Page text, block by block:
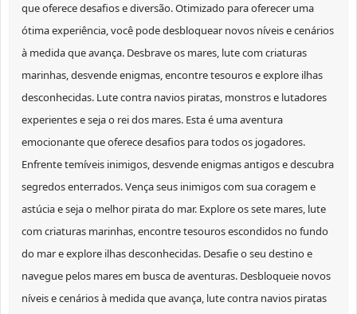
que oferece desafios e diversão. Otimizado para oferecer uma
ótima experiência, você pode desbloquear novos níveis e cenários
à medida que avança. Desbrave os mares, lute com criaturas
marinhas, desvende enigmas, encontre tesouros e explore ilhas
desconhecidas. Lute contra navios piratas, monstros e lutadores
experientes e seja o rei dos mares. Esta é uma aventura
emocionante que oferece desafios para todos os jogadores.
Enfrente temíveis inimigos, desvende enigmas antigos e descubra
segredos enterrados. Vença seus inimigos com sua coragem e
astúcia e seja o melhor pirata do mar. Explore os sete mares, lute
com criaturas marinhas, encontre tesouros escondidos no fundo
do mar e explore ilhas desconhecidas. Desafie o seu destino e
navegue pelos mares em busca de aventuras. Desbloqueie novos
níveis e cenários à medida que avança, lute contra navios piratas